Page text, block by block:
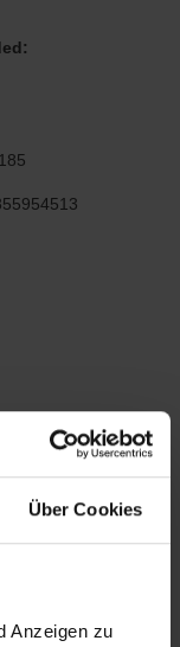
Über Cookies
Anzeigen zu